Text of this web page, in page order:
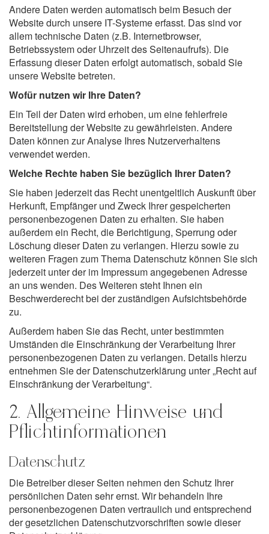
Andere Daten werden automatisch beim Besuch der
Website durch unsere IT-Systeme erfasst. Das sind vor
allem technische Daten (z.B. Internetbrowser,
Betriebssystem oder Uhrzeit des Seitenaufrufs). Die
Erfassung dieser Daten erfolgt automatisch, sobald Sie
unsere Website betreten.
Wofür nutzen wir Ihre Daten?
Ein Teil der Daten wird erhoben, um eine fehlerfreie
Bereitstellung der Website zu gewährleisten. Andere
Daten können zur Analyse Ihres Nutzerverhaltens
verwendet werden.
Welche Rechte haben Sie bezüglich Ihrer Daten?
Sie haben jederzeit das Recht unentgeltlich Auskunft über
Herkunft, Empfänger und Zweck Ihrer gespeicherten
personenbezogenen Daten zu erhalten. Sie haben
außerdem ein Recht, die Berichtigung, Sperrung oder
Löschung dieser Daten zu verlangen. Hierzu sowie zu
weiteren Fragen zum Thema Datenschutz können Sie sich
jederzeit unter der im Impressum angegebenen Adresse
an uns wenden. Des Weiteren steht Ihnen ein
Beschwerderecht bei der zuständigen Aufsichtsbehörde
zu.
Außerdem haben Sie das Recht, unter bestimmten
Umständen die Einschränkung der Verarbeitung Ihrer
personenbezogenen Daten zu verlangen. Details hierzu
entnehmen Sie der Datenschutzerklärung unter „Recht auf
Einschränkung der Verarbeitung“.
2. Allgemeine Hinweise und
Pflichtinformationen
Datenschutz
Die Betreiber dieser Seiten nehmen den Schutz Ihrer
persönlichen Daten sehr ernst. Wir behandeln Ihre
personenbezogenen Daten vertraulich und entsprechend
der gesetzlichen Datenschutzvorschriften sowie dieser